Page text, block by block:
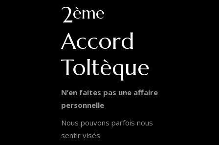
2ème
Accord
Toltèque
N’en faites pas une affaire
personnelle
Nous pouvons parfois nous
sentir visés